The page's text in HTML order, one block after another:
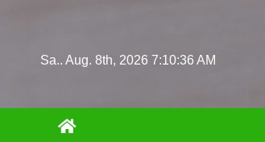
springenSa.. Aug. 8th, 2026 7:10:37 AM